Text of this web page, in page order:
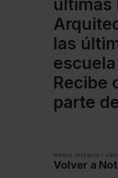
últimas
las
Recibe
parte
MARCH VALENCIA
Volver a